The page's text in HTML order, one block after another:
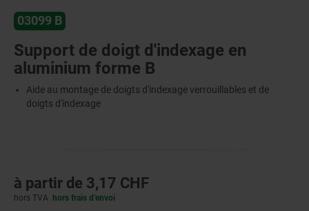
03099 B
Support de doigt d'indexage en
aluminium forme B
Aide au montage de doigts d'indexage verrouillables et de
doigts d'indexage
à partir de 3,17 CHF
hors TVA hors frais d’envoi